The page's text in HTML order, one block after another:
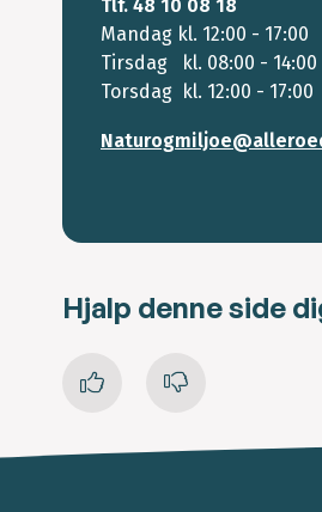
Tlf. 48 10 08 18
Mandag kl. 12:00 - 17:00
Tirsdag kl. 08:00 - 14:00
Torsdag kl. 12:00 - 17:00
Hjalp denne side